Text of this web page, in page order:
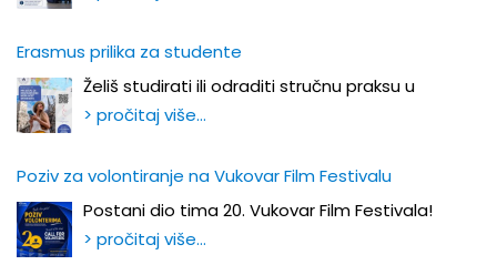
Erasmus prilika za studente
Želiš studirati ili odraditi stručnu praksu u
> pročitaj više…
Poziv za volontiranje na Vukovar Film Festivalu
Postani dio tima 20. Vukovar Film Festivala!
> pročitaj više…